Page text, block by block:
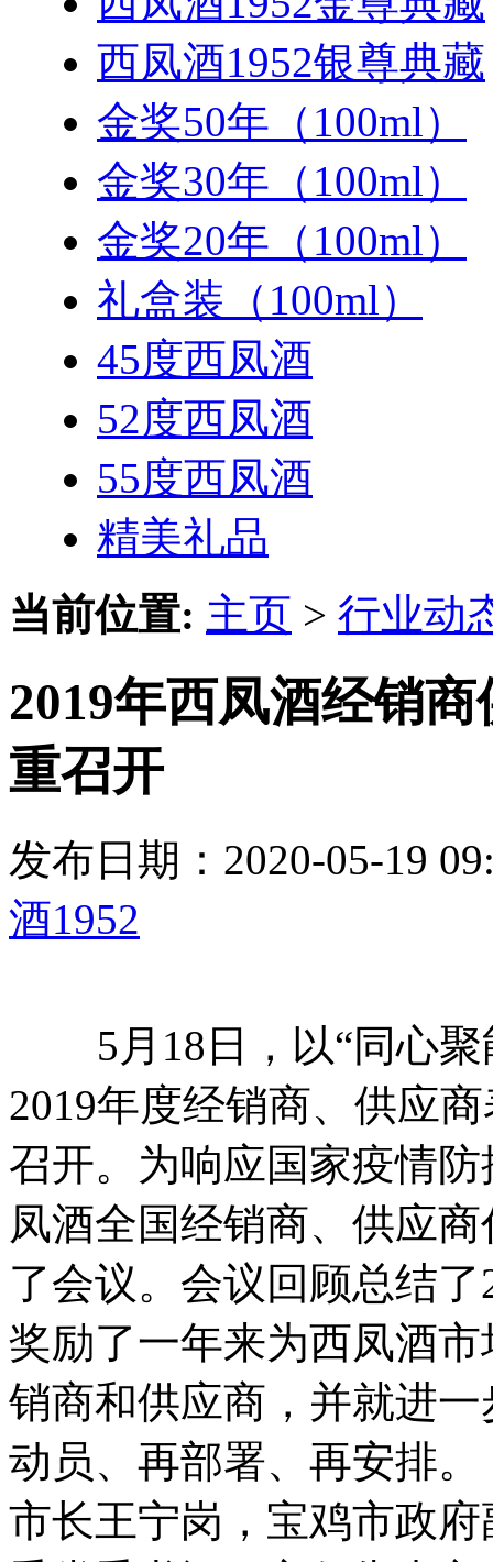
西凤酒1952银尊典藏
金奖50年（100ml）
金奖30年（100ml）
金奖20年（100ml）
礼盒装（100ml）
45度西凤酒
52度西凤酒
55度西凤酒
精美礼品
当前位置: 主页 > 行业动
2019年西凤酒经销
重召开
发布日期：2020-05-19
酒1952
5月18日，以“同心聚
2019年度经销商、供应
召开。为响应国家疫情
凤酒全国经销商、供应
了会议。会议回顾总结
奖励了一年来为西凤酒
销商和供应商，并就进
动员、再部署、再
市长王宁岗，宝鸡市政